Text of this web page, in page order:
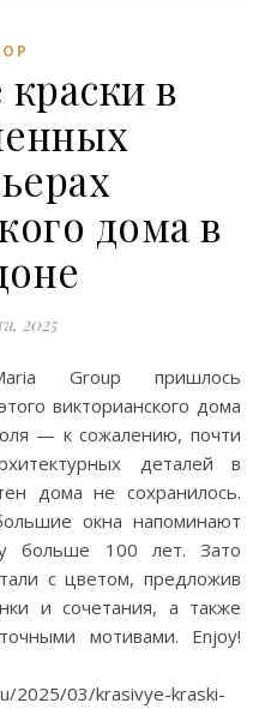
в
дома в
2025
викторианского дома
— к сожалению, почти
деталей в
дома не сохранилось.
окна напоминают
больше 100 лет. Зато
с цветом, предложив
и сочетания, а также
мотивами. Enjoy!
2025/03/krasivye-kraski-